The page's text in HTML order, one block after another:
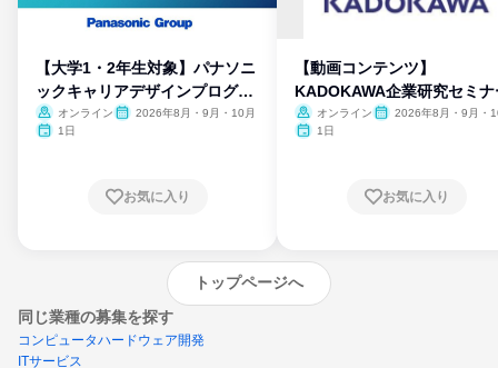
【大学1・2年生対象】パナソニ
ックキャリアデザインプログラ
ム
オンライン
2026年8月・9月・10月
1日
お気に入り
【動画コンテンツ】
KADOKAWA企業研究セミナ
オンライン
2026年8月・9月・
1日
お気に入り
トップページへ
同じ業種の募集を探す
コンピュータハードウェア開発
ITサービス